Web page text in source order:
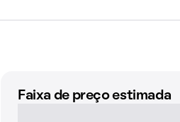
Faixa de preço estimada